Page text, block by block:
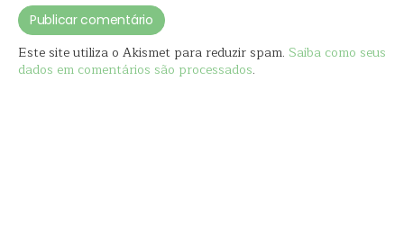
Este site utiliza o Akismet para reduzir spam. Saiba como seus
dados em comentários são processados.